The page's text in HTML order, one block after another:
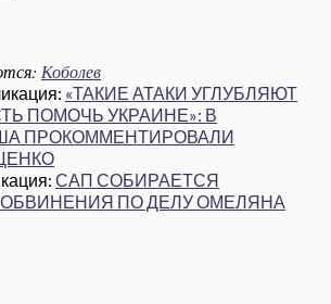
Коболев
«ТАКИЕ АТАКИ УГЛУБЛЯЮТ
ПОМОЧЬ УКРАИНЕ»: В
ПРОКОММЕНТИРОВАЛИ
САП СОБИРАЕТСЯ
ОБВИНЕНИЯ ПО ДЕЛУ ОМЕЛЯНА